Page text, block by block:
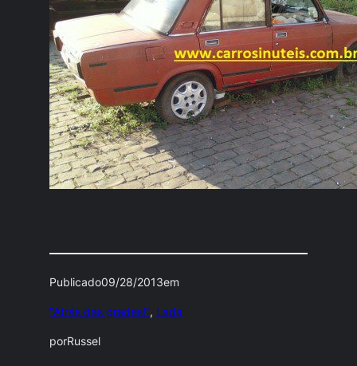
Publicado09/28/2013em
"Atrás das grades!", Lada
porRussel